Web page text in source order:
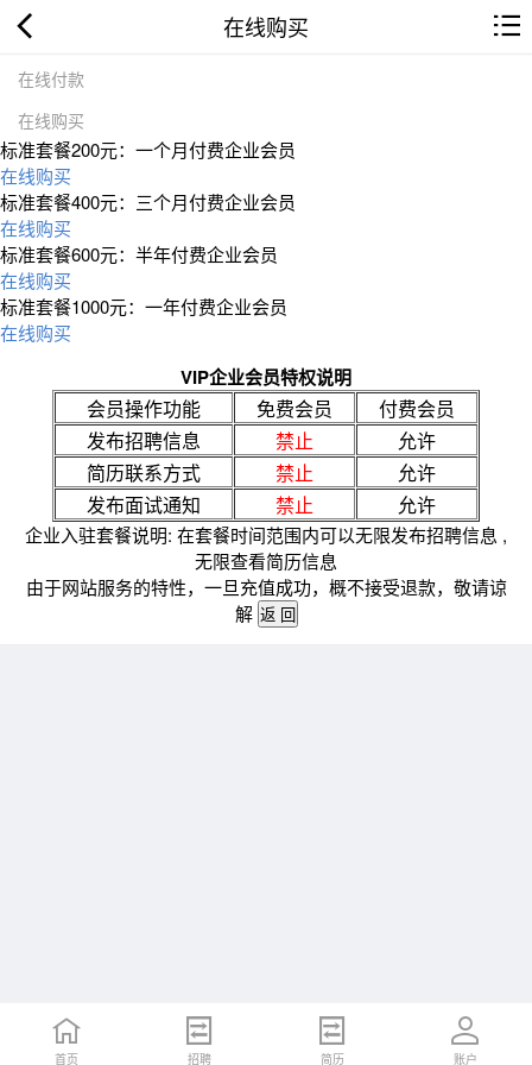
在线购买
在线付款
在线购买
标准套餐200元：一个月付费企业会员
在线购买
标准套餐400元：三个月付费企业会员
在线购买
标准套餐600元：半年付费企业会员
在线购买
标准套餐1000元：一年付费企业会员
在线购买
VIP企业会员特权说明
会员操作功能 免费会员
付费会员
发布招聘信息
禁止
允许
简历联系方式
禁止
允许
发布面试通知
禁止 允许
企业入驻套餐说明: 在套餐时间范围内可以无限发布招聘信息 ,
无限查看简历信息
由于网站服务的特性，一旦充值成功，概不接受退款，敬请谅
解
首页 招聘 简历 账户